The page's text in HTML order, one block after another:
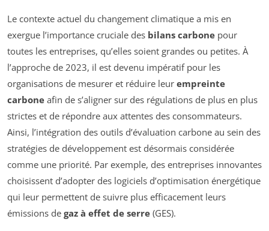
Le contexte actuel du changement climatique a mis en
exergue l’importance cruciale des bilans carbone pour
toutes les entreprises, qu’elles soient grandes ou petites. À
l’approche de 2023, il est devenu impératif pour les
organisations de mesurer et réduire leur empreinte
carbone afin de s’aligner sur des régulations de plus en plus
strictes et de répondre aux attentes des consommateurs.
Ainsi, l’intégration des outils d’évaluation carbone au sein des
stratégies de développement est désormais considérée
comme une priorité. Par exemple, des entreprises innovantes
choisissent d’adopter des logiciels d’optimisation énergétique
qui leur permettent de suivre plus efficacement leurs
émissions de gaz à effet de serre (GES).